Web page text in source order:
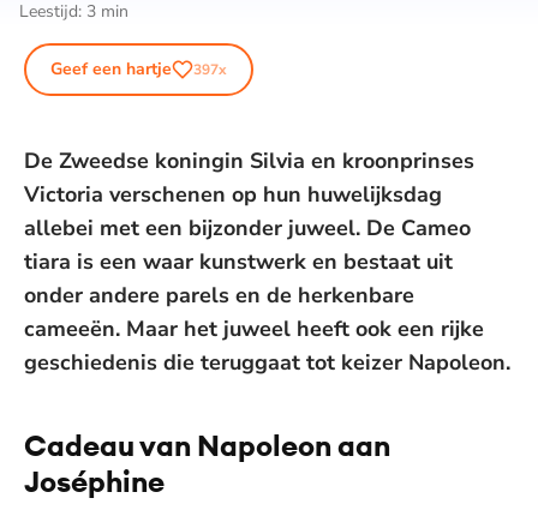
Leestijd: 3 min
Geef een hartje 397x
De Zweedse koningin Silvia en kroonprinses
Victoria verschenen op hun huwelijksdag
allebei met een bijzonder juweel. De Cameo
tiara is een waar kunstwerk en bestaat uit
onder andere parels en de herkenbare
cameeën. Maar het juweel heeft ook een rijke
geschiedenis die teruggaat tot keizer Napoleon.
Cadeau van Napoleon aan
Joséphine